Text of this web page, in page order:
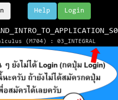
Login
Help
(M704) : 03_INTEGRAL